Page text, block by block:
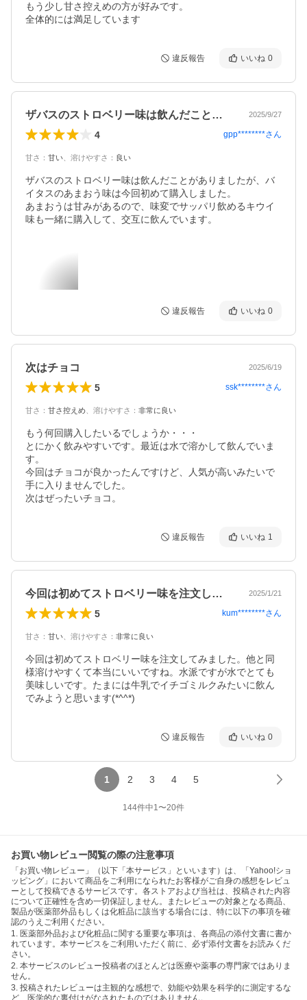
もう少し甘さ控えめの方が好みです。
全体的には満足しています
違反報告 いいね 0
ザバスのストロベリー味は飲んだことがあ… 2025/9/27
4 gpp********さん
甘さ ： 甘い 溶けやすさ ： 良い
ザバスのストロベリー味は飲んだことがありましたが、バ
イタスのあまおう味は今回初めて購入しました。
あまおうは甘みがあるので、味変でサッパリ飲めるキウイ
味も一緒に購入して、交互に飲んでいます。
違反報告 いいね 0
次はチョコ 2025/6/19
5 ssk********さん
甘さ ： 甘さ控えめ 溶けやすさ ： 非常に良い
もう何回購入したいるでしょうか・・・
とにかく飲みやすいです。最近は水で溶かして飲んでいま
す。
今回はチョコが良かったんですけど、人気が高いみたいで
手に入りませんでした。
次はぜったいチョコ。
違反報告 いいね 1
今回は初めてストロベリー味を注文してみ… 2025/1/21
5 kum********さん
甘さ ： 甘い 溶けやすさ ： 非常に良い
今回は初めてストロベリー味を注文してみました。他と同
様溶けやすくて本当にいいですね。水派ですが水でとても
美味しいです。たまには牛乳でイチゴミルクみたいに飲ん
でみようと思います(*^^*)
違反報告 いいね 0
1 2 3 4 5
144件中1〜20件
お買い物レビュー閲覧の際の注意事項
「お買い物レビュー」（以下「本サービス」といいます）は、「Yahoo!ショ
ッピング」において商品をご利用になられたお客様がご自身の感想をレビュ
ーとして投稿できるサービスです。各ストアおよび当社は、投稿された内容
について正確性を含め一切保証しません。またレビューの対象となる商品、
製品が医薬部外品もしくは化粧品に該当する場合には、特に以下の事項を確
認のうえご利用ください。
1. 医薬部外品および化粧品に関する重要な事項は、各商品の添付文書に書か
れています。本サービスをご利用いただく前に、必ず添付文書をお読みくだ
さい。
2. 本サービスのレビュー投稿者のほとんどは医療や薬事の専門家ではありま
せん。
3. 投稿されたレビューは主観的な感想で、効能や効果を科学的に測定するな
ど、医学的な裏付けがなされたものではありません。